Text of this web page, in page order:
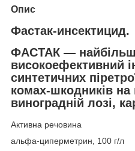
Опис
Фастак-инсектицид.
ФАСТАК —
високоефективний
синтетичних
комах-шкодників на
виноградній лозі,
Активна речовина
альфа-циперметрин, 100 г/л